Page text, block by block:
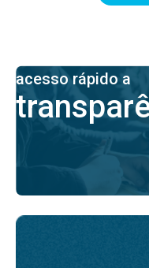
acesso rápido a